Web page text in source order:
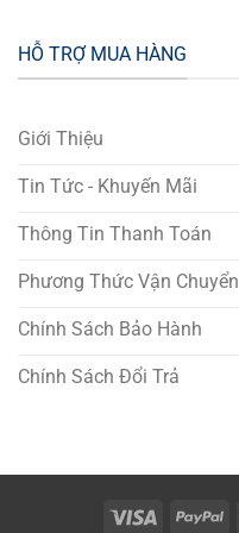
HỖ TRỢ MUA HÀNG
Giới Thiệu
Tin Tức - Khuyến Mãi
Thông Tin Thanh Toán
Phương Thức Vận Chuyển
Chính Sách Bảo Hành
Chính Sách Đổi Trả